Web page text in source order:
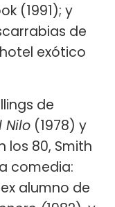
(1991); y
de
exótico
de
Nilo (1978) y
los 80, Smith
comedia:
alumno de